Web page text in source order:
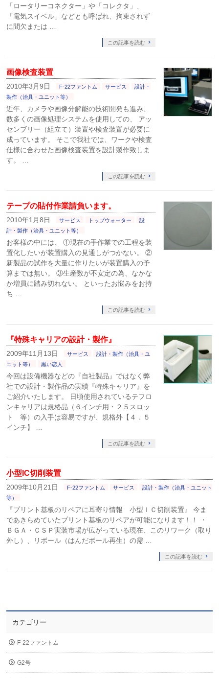
「ロータリーコネクター」や「コレクタ」、
「電気スイベル」などとも呼ばれ、拘束されず
に間欠または …
この記事を読む
画像検査装置
2010年3月9日 F-22ファントム サービス
設計・
製作（治具・ユニット等）
近年、カメラや画像分解能の技術開発も進み、
数多くの画像処理システムを使用しての、 アッ
センブリー（組立て）装置や検査装置が必要に
成っています。 そこで我社では、ワークや検査
仕様に合わせた画像検査装置を設計製作致しま
す。 …
この記事を読む
テープの貼付作業請負います。
2010年1月8日 サービス トップウォーター
設
計・製作（治具・ユニット等）
お客様の中には、 ①現在の手作業での工程を装
置化したいが装置購入の見通しがつかない。 ②
新製品の試作を大量に作りたいが装置購入の予
算までは無い。 ③生産数が不安定の為、なかな
か増員に踏み切れない。 といったお悩みをお持
ち …
この記事を読む
『特殊キャリアの設計・製作』
2009年11月13日 サービス
設計・製作（治具・ユ
ニット等）
黒い恋人
今回は設備機器などの『自社製品』ではなく弊
社での設計・製作品の実績『特殊キャリア』を
ご紹介いたします。 日頃使用されているテフロ
ンキャリアは規格品（６インチ用・２５スロッ
ト 等）の入手は容易ですが、規格外【４．５
インチ】 …
この記事を読む
小型IC切削装置
2009年10月21日 F-22ファントム サービス
設計・製作（治具・ユニット
等）
『プリント基板のリペアに耳寄り情報 小型ＩＣ切削装置』 今ま
であきらめていたプリント基板のリペアが可能になります！！ ・
ＢＧＡ・ＣＳＰ実装市場が広がっている現在、このリワーク（取り
外し）、リボール（はんだボール再生）の需 …
この記事を読む
カテゴリー
F-22ファントム
G2号